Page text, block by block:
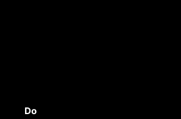
Do